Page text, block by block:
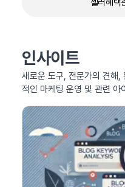
셀러혜택
인사이트
새로운 도구, 전문가의 견해,
적인 마케팅 운영 및 관련 아